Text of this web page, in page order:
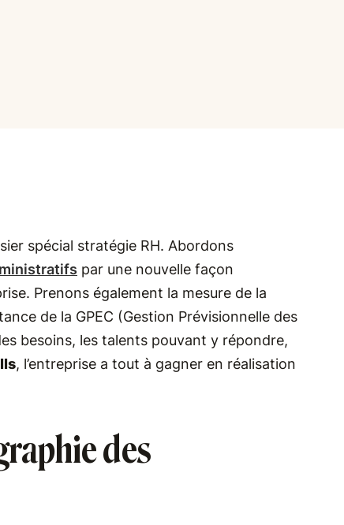
spécial stratégie RH. Abordons
par une nouvelle façon
Prenons également la mesure de la
de la GPEC (Gestion Prévisionnelle des
besoins, les talents pouvant y répondre,
, l’entreprise a tout à gagner en réalisation
des